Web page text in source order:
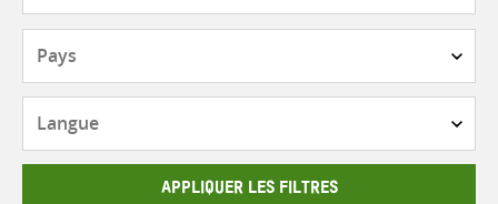
APPLIQUER LES FILTRES